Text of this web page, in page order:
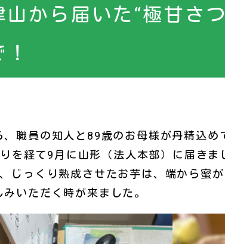
山から届いた“極甘さ
職員の知人と89歳のお母様が丹精込め
を経て9月に山形（法人本部）に届きま
じっくり熟成させたお芋は、端から蜜
いただく時が来ました。